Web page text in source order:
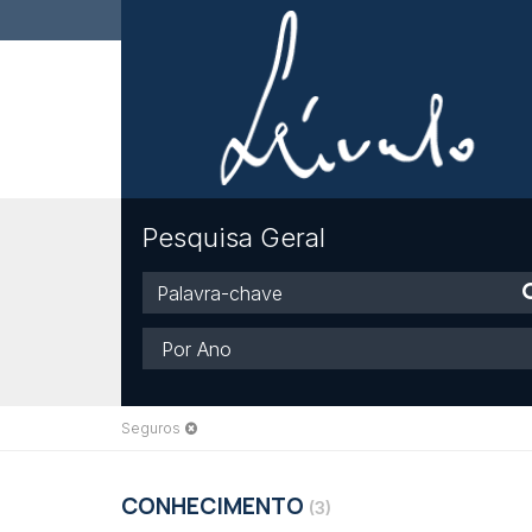
Pesquisa Geral
Palavra-
chave
Ano
Seguros
CONHECIMENTO (3)